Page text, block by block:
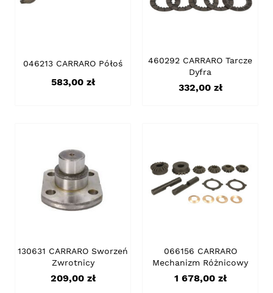
046213 CARRARO Półoś
Cena
583,00 zł
460292 CARRARO Tarcze
Dyfra
Cena
332,00 zł
130631 CARRARO Sworzeń
Zwrotnicy
Cena
209,00 zł
066156 CARRARO
Mechanizm Różnicowy
Cena
1 678,00 zł